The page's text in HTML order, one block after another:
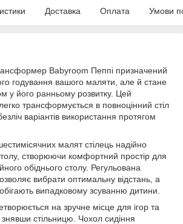
Доставка Оплата Умови
Babyroom Пеппі призначений
годування вашого маляти, але й стане
у його ранньому розвитку. Цей
трансформується в повноцінний стіл
варіантів використання протягом
малят стілець надійно
створюючи комфортний простір для
обіднього столу. Регульована
вибрати оптимальну відстань, а
випадковому зсуванню дитини.
на зручне місце для ігор та
стільницю. Чохол сидіння